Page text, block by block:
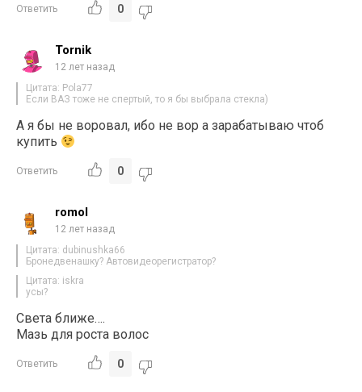
Ответить 0
Tornik
12 лет назад
Цитата: Pola77
Если ВАЗ тоже не спертый, то я бы выбрала стекла)
А я бы не воровал, ибо не вор а зарабатываю чтоб
купить
Ответить 0
romol
12 лет назад
Цитата: dubinushka66
Бронедвенашку? Автовидеорегистратор?
Цитата: iskra
усы?
Света ближе….
Мазь для роста волос
Ответить 0